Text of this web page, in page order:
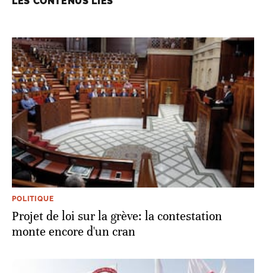
POLITIQUE
Projet de loi sur la grève: la contestation
monte encore d'un cran